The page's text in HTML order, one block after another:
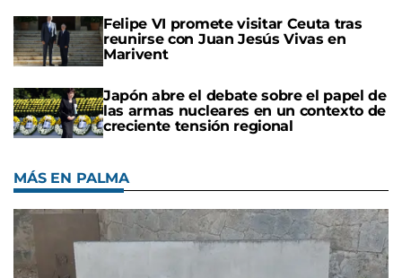
Felipe VI promete visitar Ceuta tras
reunirse con Juan Jesús Vivas en
Marivent
Japón abre el debate sobre el papel de
las armas nucleares en un contexto de
creciente tensión regional
MÁS EN PALMA